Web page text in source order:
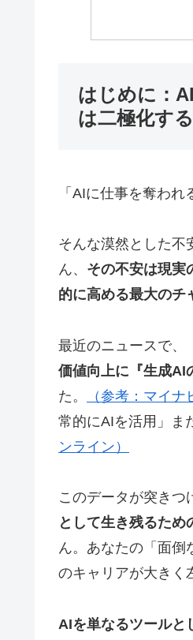
はじめに：
は二極化する
「AIに仕事を奪わ
そんな漠然とした不
ん、 その不安は現実
的に高める最大のチ
最近のニュースで、
価値向上に『生成AI
た。
（参考：マイナ
常的にAIを活用」ま
ンライン）
このデータが突きつ
として生き残るため
ん。あなたの「面倒
のキャリアが大きく
AIを単なるツールと